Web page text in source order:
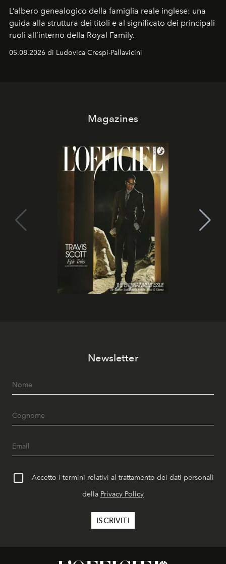
L’albero genealogico della famiglia reale inglese: una
guida alla struttura dei titoli e al significato dei principali
ruoli all’interno della Royal Family.
05.08.2026 di Ludovica Crespi-Pallavicini
Magazines
Newsletter
Accetto i termini relativi al trattamento dei dati personali
della Privacy Policy